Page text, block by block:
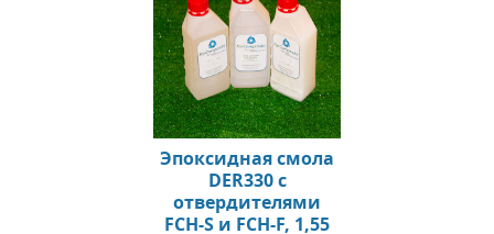
Эпоксидная смола
DER330 c
отвердителями
FCH-S и FCH-F, 1,55